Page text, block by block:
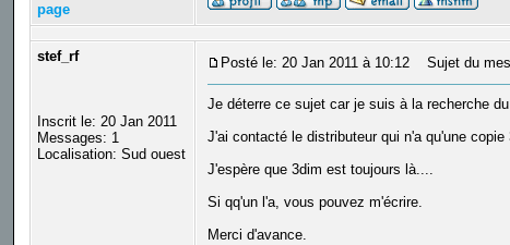
page
stef_rf
Inscrit le: 20 Jan 2011
Messages: 1
Localisation: Sud ouest
Posté le: 20 Jan 2011 à 10:12 Sujet du
Je déterre ce sujet car je suis à la recherche
J'ai contacté le distributeur qui n'a qu'une
J'espère que 3dim est toujours là....
Si qq'un l'a, vous pouvez m'écrire.
Merci d'avance.